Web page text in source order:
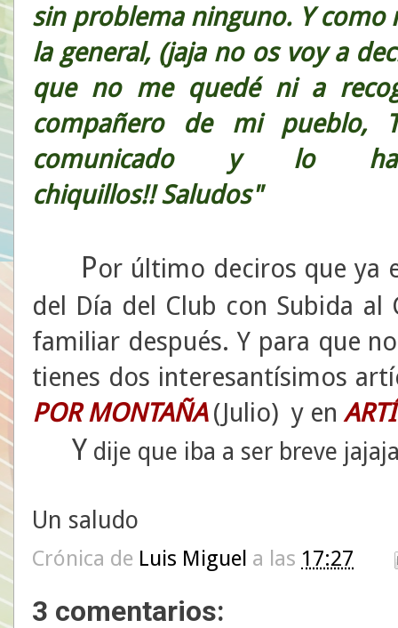
sin problema ninguno. Y como
la general, (jaja no os voy a
que no me quedé ni a
compañero de mi pueblo,
comunicado y lo ha
chiquillos!!Saludos"
Por último deciros que ya
del Día del Club con Subida al
familiar después. Y para que
tienes dos interesantísimos
POR MONTAÑA(Julio) y en
Y dije que iba a ser breve
Un saludo
Crónica de Luis Miguel a las 17:27
3 comentarios: